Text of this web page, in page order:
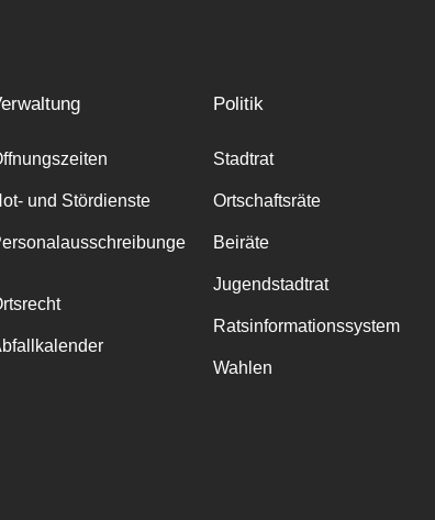
und Stördienste
Politik
Stadtrat
Ortschaftsräte
Beiräte
Jugendstadtrat
Ratsinformationssystem
Wahlen